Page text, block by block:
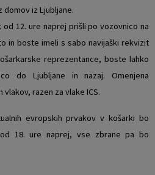
iz Ljubljane.
12. ure naprej prišli po vozovnico na
in boste imeli s sabo navijaški rekvizit
reprezentance, boste lahko
do Ljubljane in nazaj. Omenjena
razen za vlake ICS.
evropskih prvakov v košarki bo
18. ure naprej, vse zbrane pa bo
prijaviteljev